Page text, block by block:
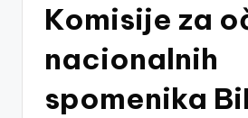
Komisije za
nacionalnih
spomenika